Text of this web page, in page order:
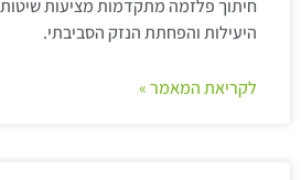
חיתוך פלזמה מתקדמות מציעות
היעילות והפחתת הנזק הסביבתי.
לקריאת המאמר »